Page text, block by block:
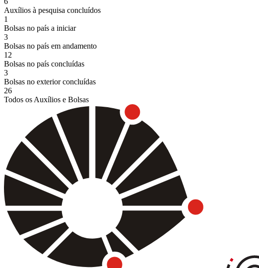
Auxílios à pesquisa concluídos
1
Bolsas no país a iniciar
3
Bolsas no país em andamento
12
Bolsas no país concluídas
3
Bolsas no exterior concluídas
26
Todos os Auxílios e Bolsas